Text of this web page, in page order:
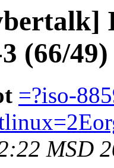
(66/49)
=?iso-
MSD